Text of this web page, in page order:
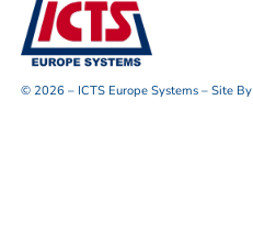
© 2026 – ICTS Europe Systems – Site